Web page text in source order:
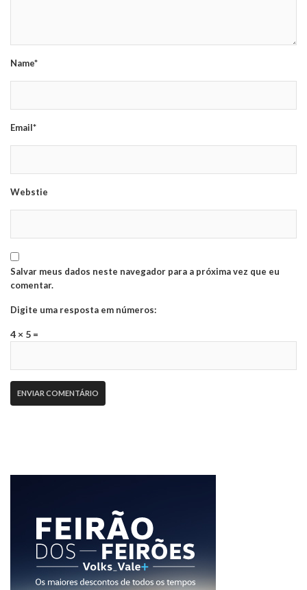
Name*
Email*
Webstie
Salvar meus dados neste navegador para a próxima vez que eu
comentar.
Digite uma resposta em números:
4 × 5 =